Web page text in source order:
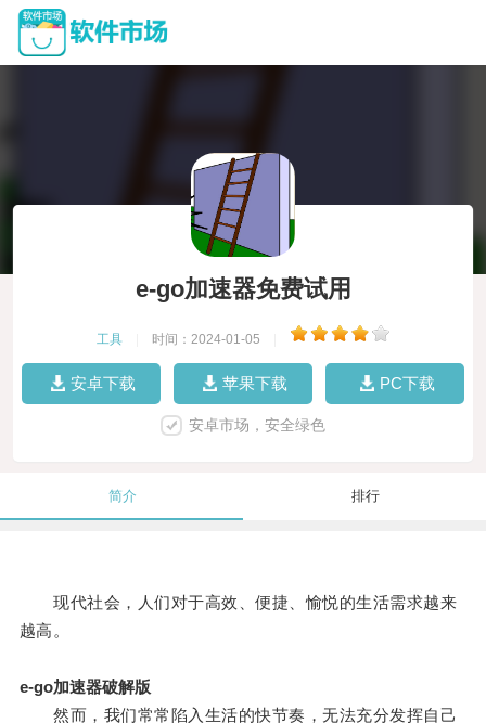
e-go加速器免费试用
工具 时间：2024-01-05
安卓下载 苹果下载 PC下载
安卓市场，安全绿色
简介 排行
现代社会，人们对于高效、便捷、愉悦的生活需求越来
越高。
e-go加速器破解版
然而，我们常常陷入生活的快节奏，无法充分发挥自己